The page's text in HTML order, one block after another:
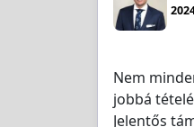
Nem
jobbá
Jelentős